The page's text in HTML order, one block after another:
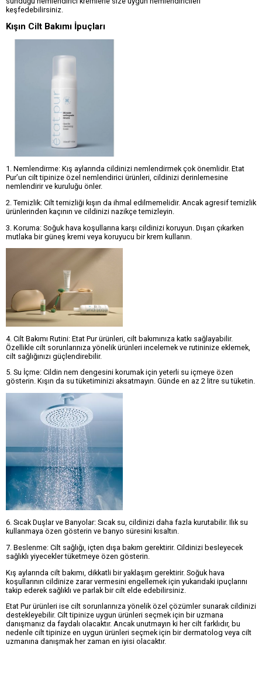
keşfedebilirsiniz.
Kışın Cilt Bakımı İpuçları
1. Nemlendirme: Kış aylarında cildinizi nemlendirmek çok önemlidir. Etat
Pur’un cilt tipinize özel nemlendirici ürünleri, cildinizi derinlemesine
nemlendirir ve kuruluğu önler.
2. Temizlik: Cilt temizliği kışın da ihmal edilmemelidir. Ancak agresif temizlik
ürünlerinden kaçının ve cildinizi nazikçe temizleyin.
3. Koruma: Soğuk hava koşullarına karşı cildinizi koruyun. Dışarı çıkarken
mutlaka bir güneş kremi veya koruyucu bir krem kullanın.
4. Cilt Bakımı Rutini: Etat Pur ürünleri, cilt bakımınıza katkı sağlayabilir.
Özellikle cilt sorunlarınıza yönelik ürünleri incelemek ve rutininize eklemek,
cilt sağlığınızı güçlendirebilir.
5. Su İçme: Cildin nem dengesini korumak için yeterli su içmeye özen
gösterin. Kışın da su tüketiminizi aksatmayın. Günde en az 2 litre su tüketin.
6. Sıcak Duşlar ve Banyolar: Sıcak su, cildinizi daha fazla kurutabilir. Ilık su
kullanmaya özen gösterin ve banyo süresini kısaltın.
7. Beslenme: Cilt sağlığı, içten dışa bakım gerektirir. Cildinizi besleyecek
sağlıklı yiyecekler tüketmeye özen gösterin.
Kış aylarında cilt bakımı, dikkatli bir yaklaşım gerektirir. Soğuk hava
koşullarının cildinize zarar vermesini engellemek için yukarıdaki ipuçlarını
takip ederek sağlıklı ve parlak bir cilt elde edebilirsiniz.
Etat Pur ürünleri ise cilt sorunlarınıza yönelik özel çözümler sunarak cildinizi
destekleyebilir. Cilt tipinize uygun ürünleri seçmek için bir uzmana
danışmanız da faydalı olacaktır. Ancak unutmayın ki her cilt farklıdır, bu
nedenle cilt tipinize en uygun ürünleri seçmek için bir dermatolog veya cilt
uzmanına danışmak her zaman en iyisi olacaktır.